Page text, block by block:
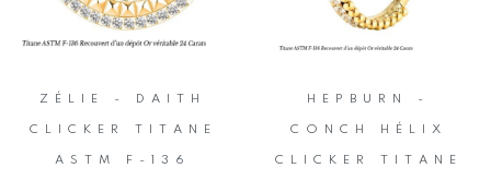
ZÉLIE - DAITH
CLICKER TITANE
ASTM F-136
HEPBURN -
CONCH HÉLIX
CLICKER TITANE